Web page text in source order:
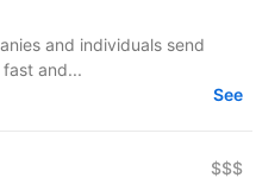
and individuals send
and...
See
$$$